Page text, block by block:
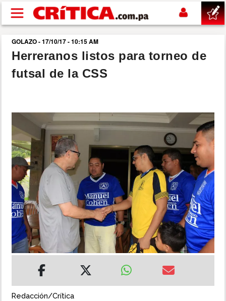
Pasar al contenido principal
buscar
SUCESOS
POLÍTICA
SHOW
DEPORTES
MUNDO
INSÓLITAS
MULTIMEDIA
GOLAZO - 17/10/17 - 10:15 AM
Herreranos listos para torneo de
futsal de la CSS
Redacción/Crítica